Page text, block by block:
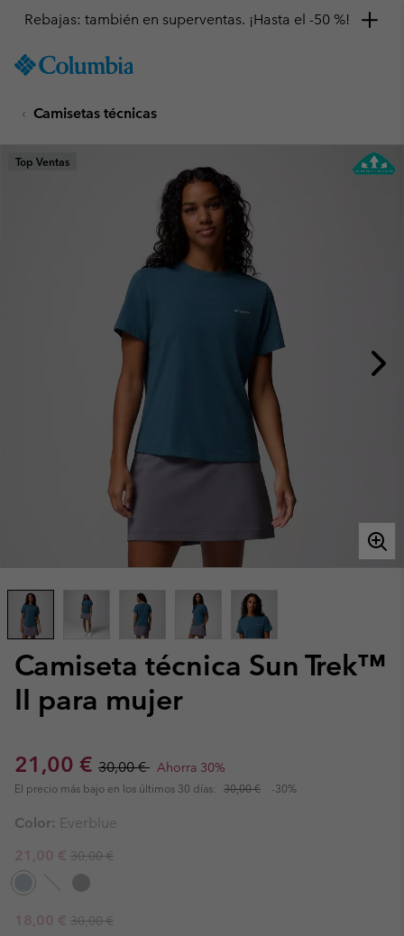
TO
SKIP
MAIN
NAV
Rebajas: también en superventas. ¡Hasta el -50 %!
Camisetas técnicas
Camiseta técnica Sun Trek™
II para mujer
Sale price:
21,00 € Regular price:
30,00 € Ahorra 30%
El precio más bajo en los últimos 30 días: 30,00 € -30%
Top Ventas
Color: Everblue
Sale price:
21,00 € Regular price:
30,00 €
Sale price:
18,00 € Regular price:
30,00 €